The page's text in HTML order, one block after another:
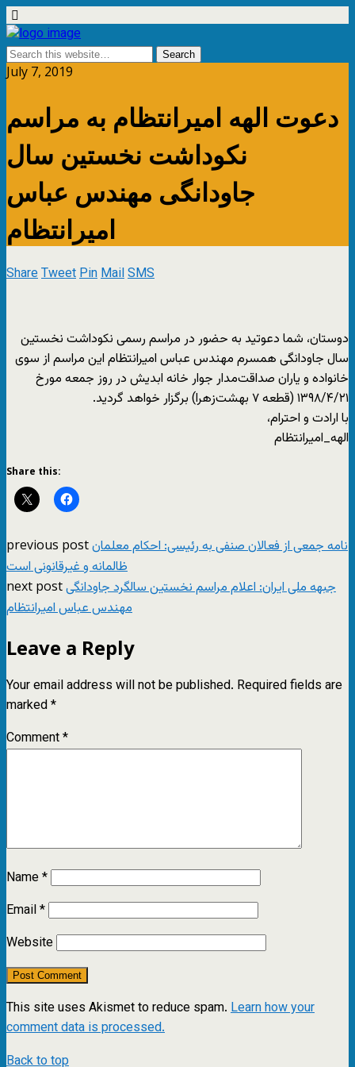
July 7, 2019
دعوت الهه امیرانتظام به مراسم
نکوداشت نخستین سال
جاودانگى مهندس عباس
امیرانتظام
ShareTweetPinMailSMS
دوستان، شما دعوتید به حضور در مراسم رسمى نکوداشت نخستین
سال جاودانگى همسرم مهندس عباس امیرانتظام این مراسم از سوى
خانواده و یاران صداقت‌مدار جوار خانه ابدیش در روز جمعه مورخ
١٣٩٨/۴/٢١ (قطعه ۷ بهشت‌زهرا) برگزار خواهد گردید.
با ارادت و احترام،
الهه_امیرانتظام
Share this:
previous postنامه جمعی از فعالان صنفی به رئیسی: احکام معلمان
ظالمانه و غیرقانونی‌ است
next postجبهه ملی ایران: اعلام مراسم نخستین سالگرد جاودانگی
مهندس عباس امیرانتظام
Leave a Reply
Your email address will not be published. Required fields are
marked*
Comment*
Name*
Email*
Website
This site uses Akismet to reduce spam. Learn how your
comment data is processed.
Back to top